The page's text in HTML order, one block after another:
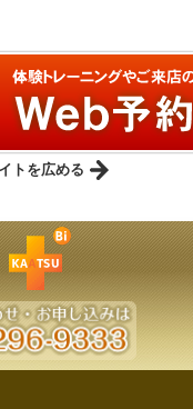
トを広める